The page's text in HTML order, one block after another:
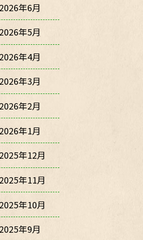
2026年6月
2026年5月
2026年4月
2026年3月
2026年2月
2026年1月
2025年12月
2025年11月
2025年10月
2025年9月